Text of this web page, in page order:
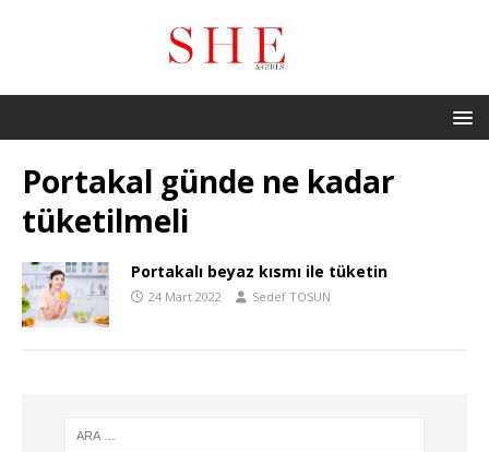
Portakal günde ne kadar
tüketilmeli
Portakalı beyaz kısmı ile tüketin
24 Mart 2022 Sedef TOSUN